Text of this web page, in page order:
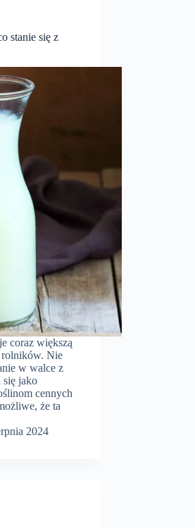
stanie się z
coraz większą
Nie
w walce z
się jako
cennych
że ta
2024